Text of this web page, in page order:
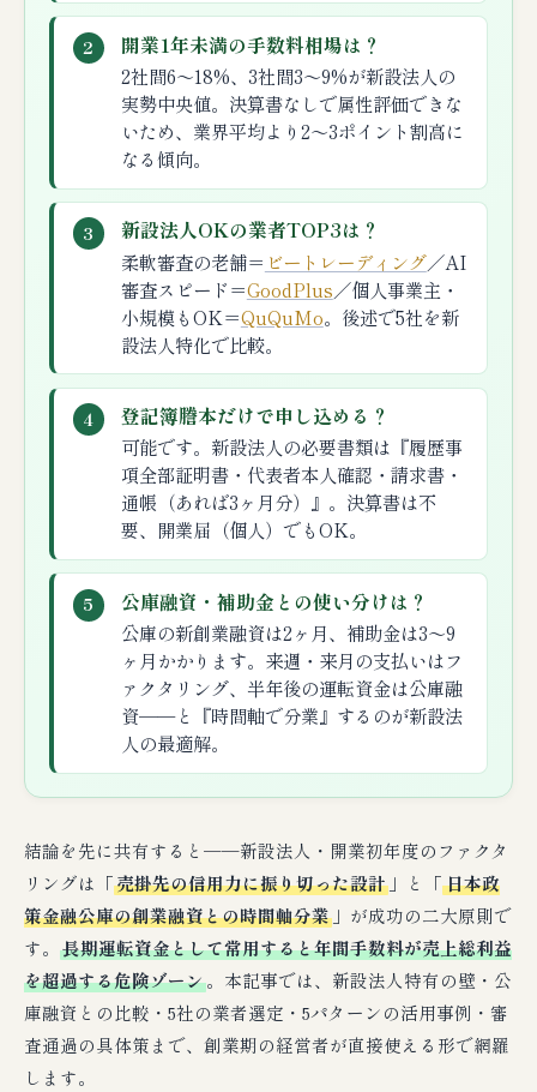
2 開業1年未満の手数料相場は？
2社間6〜18%、3社間3〜9%が新設法人の
実勢中央値。決算書なしで属性評価できな
いため、業界平均より2〜3ポイント割高に
なる傾向。
3 新設法人OKの業者TOP3は？
柔軟審査の老舗＝ ビートレーディング／AI
審査スピード＝GoodPlus／個人事業主・
小規模もOK＝QuQuMo。後述で5社を新
設法人特化で比較。
4 登記簿謄本だけで申し込める？
可能です。新設法人の必要書類は『履歴事
項全部証明書・代表者本人確認・請求書・
通帳（あれば3ヶ月分）』。決算書は不
要、開業届（個人）でもOK。
5 公庫融資・補助金との使い分けは？
公庫の新創業融資は2ヶ月、補助金は3〜9
ヶ月かかります。来週・来月の支払いはフ
ァクタリング、半年後の運転資金は公庫融
資──と『時間軸で分業』するのが新設法
人の最適解。
結論を先に共有すると──新設法人・開業初年度のファクタ
リングは「売掛先の信用力に振り切った設計 」と「日本政
策金融公庫の創業融資との時間軸分業 」が成功の二大原則で
す。 長期運転資金として常用すると年間手数料が売上総利益
を超過する危険ゾーン。本記事では、新設法人特有の壁・公
庫融資との比較・5社の業者選定・5パターンの活用事例・審
査通過の具体策まで、創業期の経営者が直接使える形で網羅
します。